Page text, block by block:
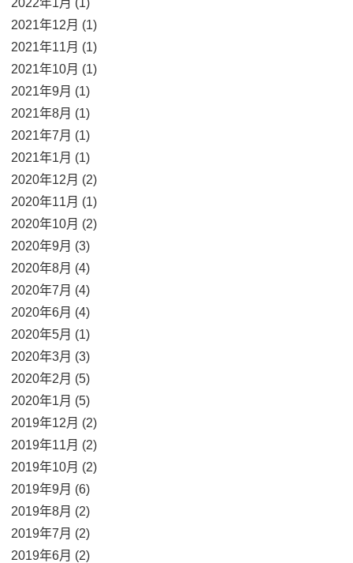
2022年1月 (1)
2021年12月 (1)
2021年11月 (1)
2021年10月 (1)
2021年9月 (1)
2021年8月 (1)
2021年7月 (1)
2021年1月 (1)
2020年12月 (2)
2020年11月 (1)
2020年10月 (2)
2020年9月 (3)
2020年8月 (4)
2020年7月 (4)
2020年6月 (4)
2020年5月 (1)
2020年3月 (3)
2020年2月 (5)
2020年1月 (5)
2019年12月 (2)
2019年11月 (2)
2019年10月 (2)
2019年9月 (6)
2019年8月 (2)
2019年7月 (2)
2019年6月 (2)